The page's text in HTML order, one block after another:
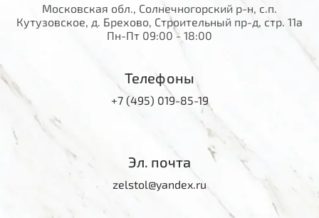
Московская обл., Солнечногорский р-н, с.п.
Кутузовское, д. Брехово, Строительный пр-д, стр. 11а
Пн-Пт 09:00 - 18:00
Телефоны
+7 (495) 019-85-19
Эл. почта
zelstol@yandex.ru